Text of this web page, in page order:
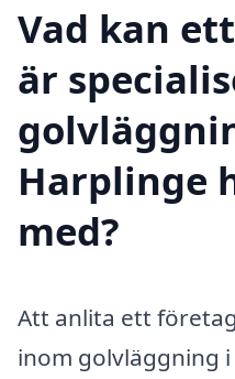
Vad kan
är
Harplinge
med?
Att anlita ett
inom golvläggning